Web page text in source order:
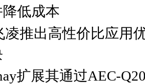
低成本
凌推出高性价比应用
扩展其通过AEC-